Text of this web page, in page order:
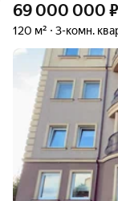
69 000 000 ₽
120 м² 3-комн.